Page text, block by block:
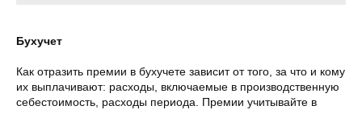
Бухучет
Как отразить премии в бухучете зависит от того, за что и кому
их выплачивают: расходы, включаемые в производственную
себестоимость, расходы периода. Премии учитывайте в